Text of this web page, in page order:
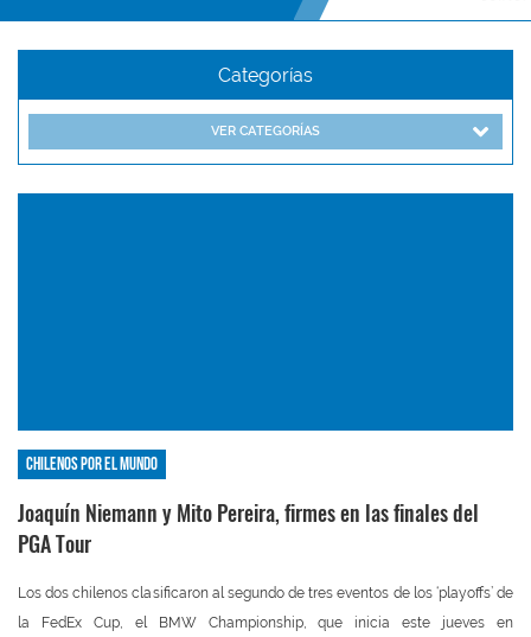
Categorías
VER CATEGORÍAS
Chilenos por el mundo
Joaquín Niemann y Mito Pereira, firmes en las finales del
PGA Tour
Los dos chilenos clasificaron al segundo de tres eventos de los ‘playoffs’ de
la FedEx Cup, el BMW Championship, que inicia este jueves en